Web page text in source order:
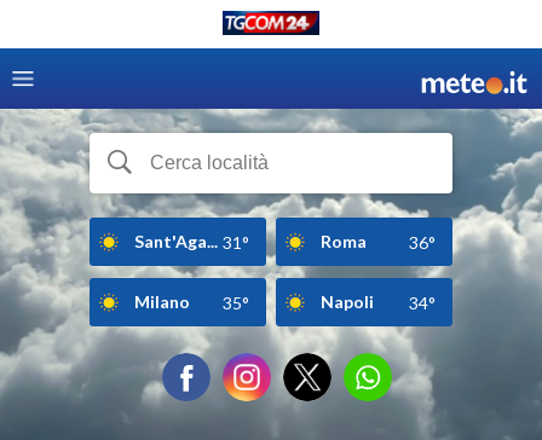
Sant'Aga... 31° Roma 36°
Milano 35° Napoli 34°